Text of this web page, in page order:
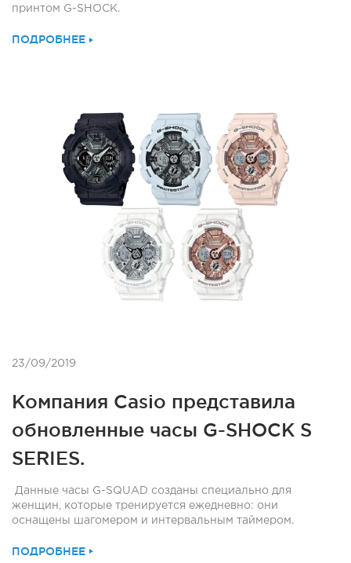
принтом G-SHOCK.
ПОДРОБНЕЕ
23/09/2019
Компания Casio представила
обновленные часы G-SHOCK S
SERIES.
Данные часы G-SQUAD созданы специально для
женщин, которые тренируется ежедневно: они
оснащены шагомером и интервальным таймером.
ПОДРОБНЕЕ